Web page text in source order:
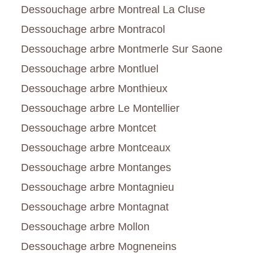
Dessouchage arbre Montreal La Cluse
Dessouchage arbre Montracol
Dessouchage arbre Montmerle Sur Saone
Dessouchage arbre Montluel
Dessouchage arbre Monthieux
Dessouchage arbre Le Montellier
Dessouchage arbre Montcet
Dessouchage arbre Montceaux
Dessouchage arbre Montanges
Dessouchage arbre Montagnieu
Dessouchage arbre Montagnat
Dessouchage arbre Mollon
Dessouchage arbre Mogneneins